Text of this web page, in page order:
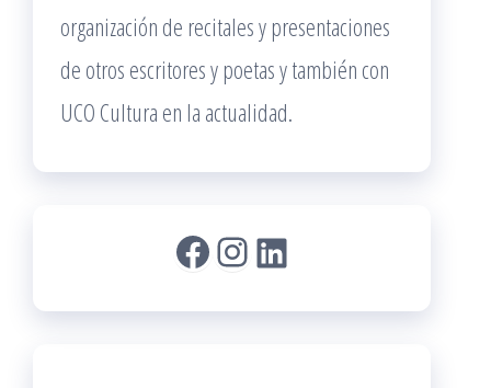
organización de recitales y presentaciones
de otros escritores y poetas y también con
UCO Cultura en la actualidad.
Facebook
Instagram
LinkedIn